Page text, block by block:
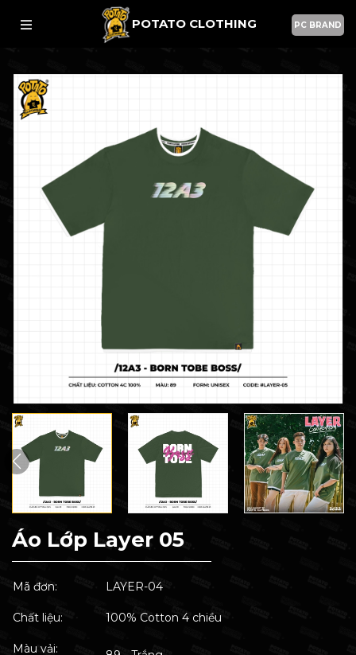
POTATO CLOTHING PC BRAND
Áo Lớp Layer 05
Mã đơn: LAYER-04
Chất liệu: 100% Cotton 4 chiều
Màu vải: